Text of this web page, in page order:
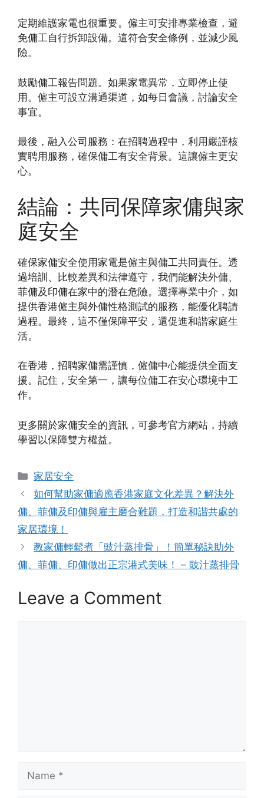
定期維護家電也很重要。僱主可安排專業檢查，避
免傭工自行拆卸設備。這符合安全條例，並減少風
險。
鼓勵傭工報告問題。如果家電異常，立即停止使
用。僱主可設立溝通渠道，如每日會議，討論安全
事宜。
最後，融入公司服務：在招聘過程中，利用嚴謹核
實聘用服務，確保傭工有安全背景。這讓僱主更安
心。
結論：共同保障家傭與家
庭安全
確保家傭安全使用家電是僱主與傭工共同責任。透
過培訓、比較差異和法律遵守，我們能解決外傭、
菲傭及印傭在家中的潛在危險。選擇專業中介，如
提供香港僱主與外傭性格測試的服務，能優化聘請
過程。最終，這不僅保障平安，還促進和諧家庭生
活。
在香港，招聘家傭需謹慎，僱傭中心能提供全面支
援。記住，安全第一，讓每位傭工在安心環境中工
作。
更多關於家傭安全的資訊，可參考官方網站，持續
學習以保障雙方權益。
Categories
家居安全
如何幫助家傭適應香港家庭文化差異？解決外
傭、菲傭及印傭與雇主磨合難題，打造和諧共處的
家居環境！
教家傭輕鬆煮「豉汁蒸排骨」！簡單秘訣助外
傭、菲傭、印傭做出正宗港式美味！ – 豉汁蒸排骨
Leave a Comment
Name